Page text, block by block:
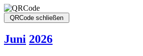
Juni 2026